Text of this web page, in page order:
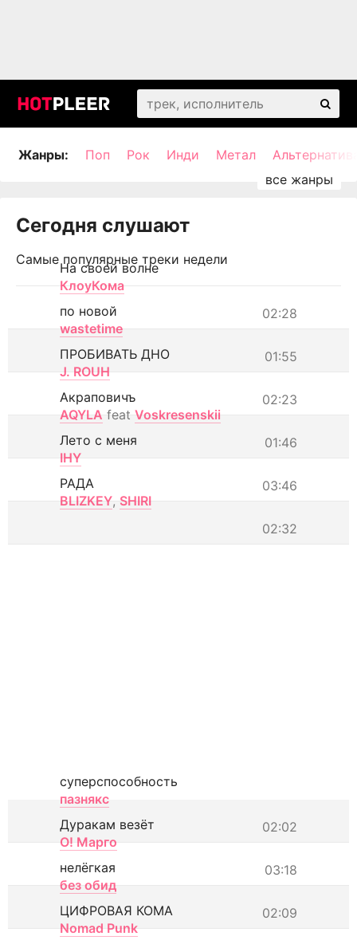
Жанры: Поп Рок Инди Метал
Сегодня слушают
Самые популярные треки недели
На своей волне
КлоуКома
02:28
по новой
wastetime
01:55
ПРОБИВАТЬ ДНО
J. ROUH
02:23
Акраповичъ
AQYLA feat Voskresenskii
01:46
Лето с меня
IHY
03:46
РАДА
BLIZKEY, SHIRI
02:32
суперспособность
пазнякс
02:02
Дуракам везёт
О! Марго
03:18
нелёгкая
без обид
02:09
ЦИФРОВАЯ КОМА
Nomad Punk